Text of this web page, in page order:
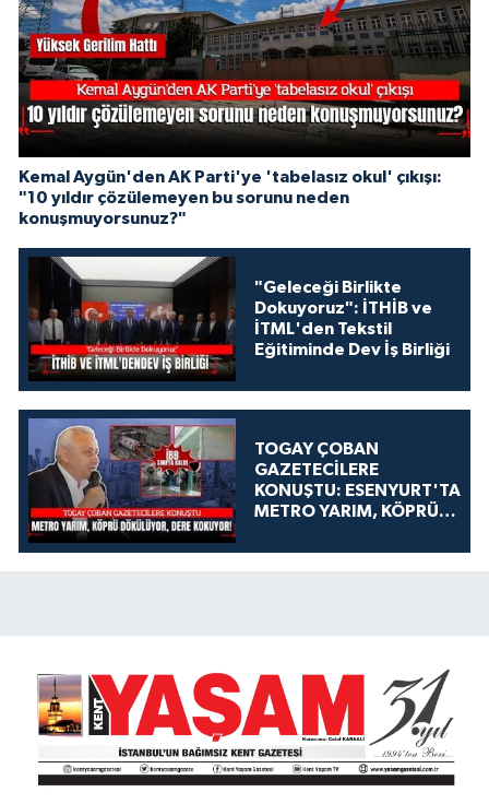
Kemal Aygün'den AK Parti'ye 'tabelasız okul' çıkışı:
"10 yıldır çözülemeyen bu sorunu neden
konuşmuyorsunuz?"
"Geleceği Birlikte
Dokuyoruz": İTHİB ve
İTML'den Tekstil
Eğitiminde Dev İş Birliği
TOGAY ÇOBAN
GAZETECİLERE
KONUŞTU: ESENYURT'TA
METRO YARIM, KÖPRÜ
KOKUYOR!